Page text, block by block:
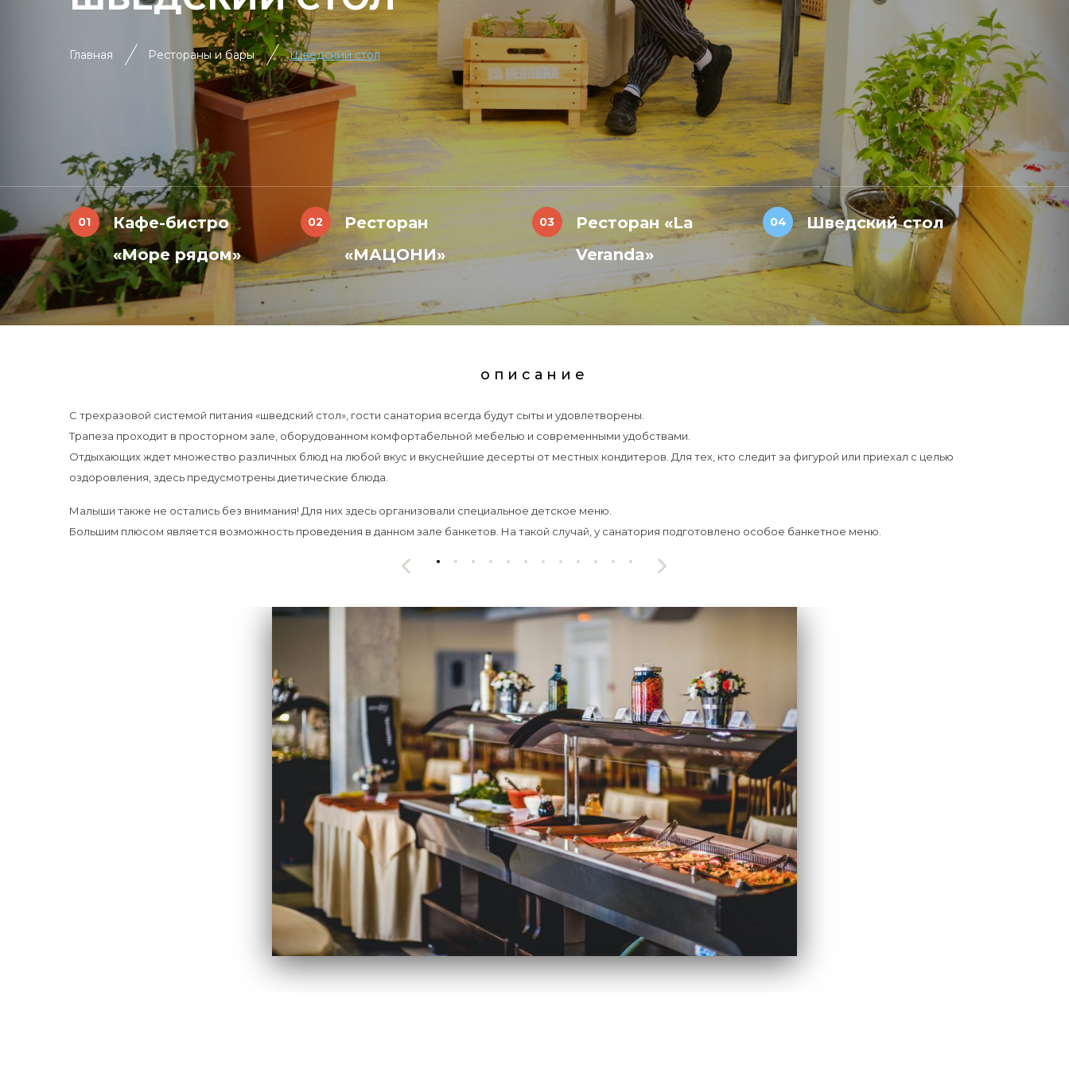
Главная Рестораны и бары Шведский стол
Кафе-бистро
«Море рядом»
Ресторан
«МАЦОНИ»
Ресторан «La
Veranda»
Шведский стол
описание
С трехразовой системой питания «шведский стол», гости санатория всегда будут сыты и удовлетворены.
Трапеза проходит в просторном зале, оборудованном комфортабельной мебелью и современными удобствами.
Отдыхающих ждет множество различных блюд на любой вкус и вкуснейшие десерты от местных кондитеров. Для тех, кто следит за фигурой или приехал с целью
оздоровления, здесь предусмотрены диетические блюда.
Малыши также не остались без внимания! Для них здесь организовали специальное детское меню.
Большим плюсом является возможность проведения в данном зале банкетов. На такой случай, у санатория подготовлено особое банкетное меню.